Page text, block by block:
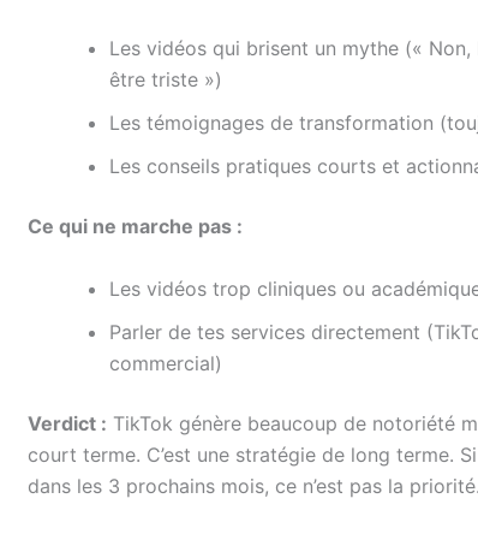
Les vidéos qui brisent un mythe (« Non,
être triste »)
Les témoignages de transformation
Les conseils pratiques courts et
Ce qui ne marche pas :
Les vidéos trop cliniques ou
Parler de tes services directement
commercial)
Verdict : TikTok génère beaucoup de notoriété
court terme. C’est une stratégie de long terme.
dans les 3 prochains mois, ce n’est pas la priorité.